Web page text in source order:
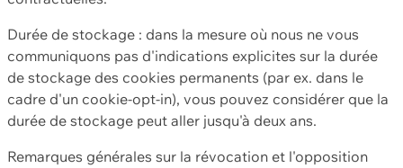
Durée de stockage : dans la mesure où nous ne vous
communiquons pas d'indications explicites sur la durée
de stockage des cookies permanents (par ex. dans le
cadre d'un cookie-opt-in), vous pouvez considérer que la
durée de stockage peut aller jusqu'à deux ans.
Remarques générales sur la révocation et l'opposition